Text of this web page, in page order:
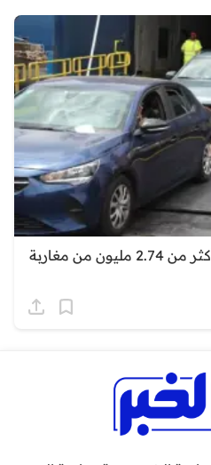
عملية مرحبا 2026.. دخول أكثر من 2.74 مليون من مغاربة